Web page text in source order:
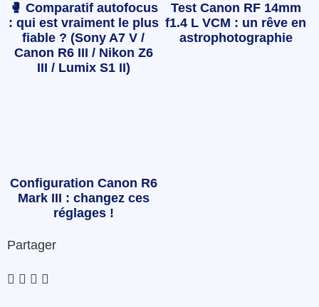
🥊 Comparatif autofocus
: qui est vraiment le plus
fiable ? (Sony A7 V /
Canon R6 III / Nikon Z6
III / Lumix S1 II)
Test Canon RF 14mm
f1.4 L VCM : un rêve en
astrophotographie
Configuration Canon R6
Mark III : changez ces
réglages !
Partager